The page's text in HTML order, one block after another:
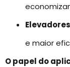
e maior
O papel do